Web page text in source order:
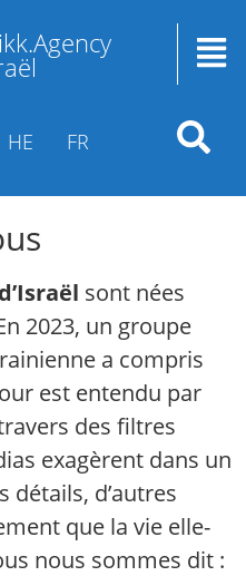
HE FR
sont nées
2023, un groupe
a compris
est entendu par
des filtres
exagèrent dans un
détails, d’autres
que la vie elle-
nous sommes dit :